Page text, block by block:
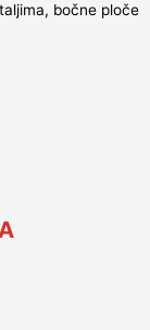
bočne ploče